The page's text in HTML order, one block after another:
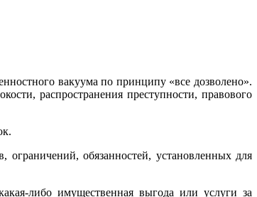
вакуума по принципу «все дозволено».
распространения преступности, правового
обязанностей, установленных для
либо имущественная выгода или услуги за